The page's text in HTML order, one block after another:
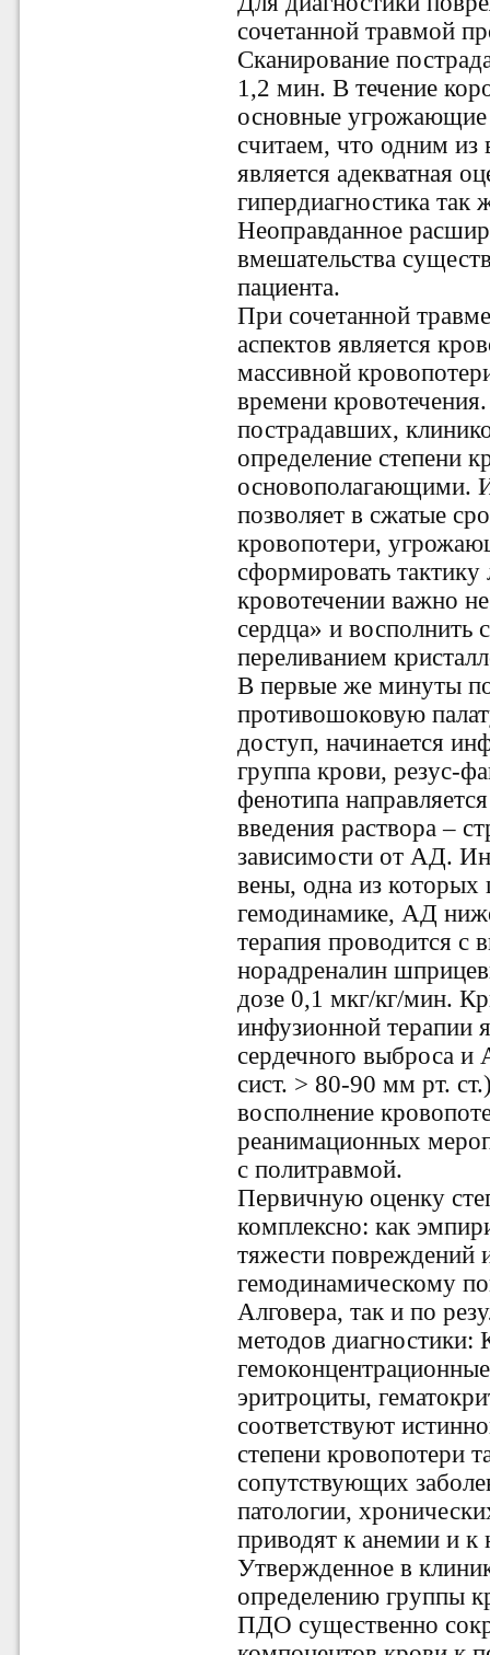
сочетанной травмой
Сканирование
1,2 мин. В течение
основные
считаем, что одним из
является адекватная
гипердиагностика так
Неоправданное
вмешательства
пациента.
При сочетанной
аспектов является
массивной
времени
пострадавших,
определение степени
основополагающими.
позволяет в сжатые
кровопотери,
сформировать
кровотечении важно
сердца» и восполнить
переливанием
В первые же минуты
противошоковую
доступ, начинается
группа крови, резус-
фенотипа
введения раствора ‒
зависимости от АД.
вены, одна из которых
гемодинамике, АД
терапия проводится с
норадреналин
дозе 0,1 мкг/кг/мин.
инфузионной терапии
сердечного выброса
сист. > 80-90 мм рт.
восполнение
реанимационных
с политравмой.
Первичную оценку
комплексно: как
тяжести повреждений
гемодинамическому
Алговера, так и по
методов
эритроциты,
соответствуют
степени кровопотери
сопутствующих
патологии,
приводят к анемии и к
Утвержденное в
определению группы
ПДО существенно